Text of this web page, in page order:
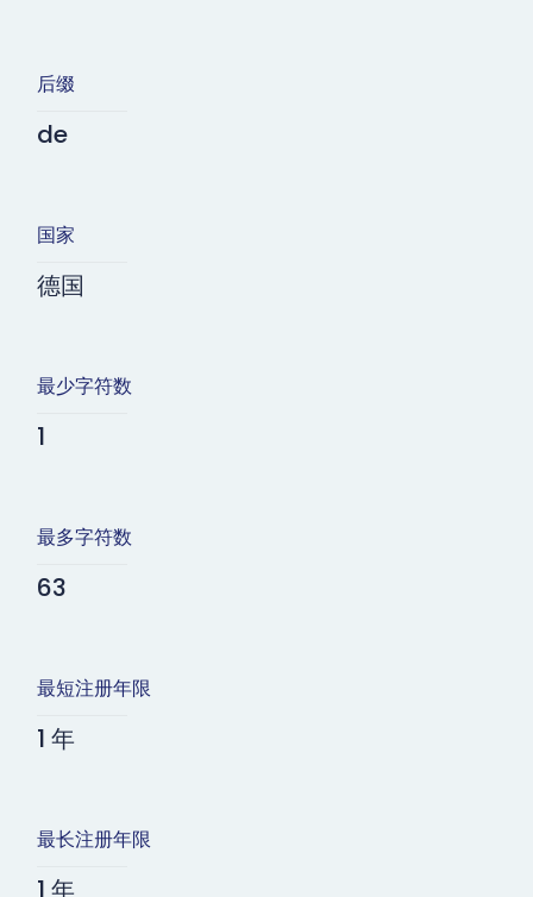
后缀
de
国家
德国
最少字符数
1
最多字符数
63
最短注册年限
1 年
最长注册年限
1 年